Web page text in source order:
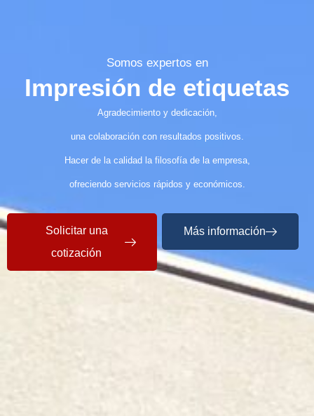
Somos expertos en
Impresión de etiquetas
Agradecimiento y dedicación,
una colaboración con resultados positivos.
Hacer de la calidad la filosofía de la empresa,
ofreciendo servicios rápidos y económicos.
Solicitar una
cotización
Más información